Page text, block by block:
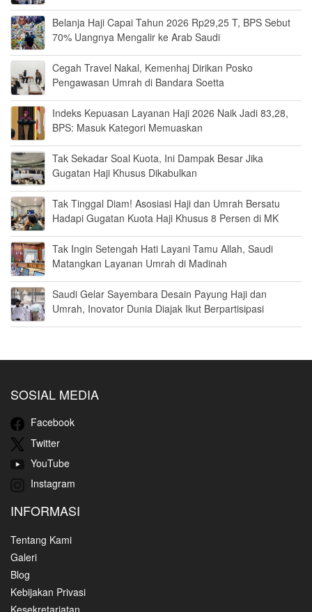
Belanja Haji Capai Tahun 2026 Rp29,25 T, BPS Sebut
70% Uangnya Mengalir ke Arab Saudi
Cegah Travel Nakal, Kemenhaj Dirikan Posko
Pengawasan Umrah di Bandara Soetta
Indeks Kepuasan Layanan Haji 2026 Naik Jadi 83,28,
BPS: Masuk Kategori Memuaskan
Tak Sekadar Soal Kuota, Ini Dampak Besar Jika
Gugatan Haji Khusus Dikabulkan
Tak Tinggal Diam! Asosiasi Haji dan Umrah Bersatu
Hadapi Gugatan Kuota Haji Khusus 8 Persen di MK
Tak Ingin Setengah Hati Layani Tamu Allah, Saudi
Matangkan Layanan Umrah di Madinah
Saudi Gelar Sayembara Desain Payung Haji dan
Umrah, Inovator Dunia Diajak Ikut Berpartisipasi
SOSIAL MEDIA
Facebook
Twitter
YouTube
Instagram
INFORMASI
Tentang Kami
Galeri
Blog
Kebijakan Privasi
Kesekretariatan